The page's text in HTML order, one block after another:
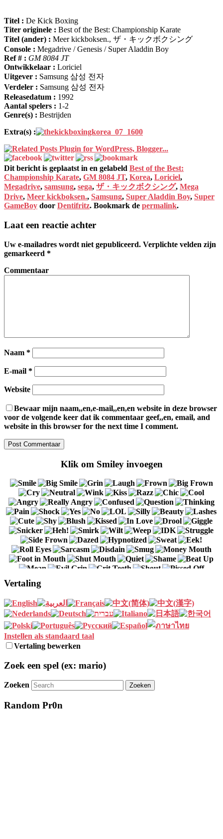
Titel : De Kick Boxing
Titer originele : Best of the Best: Championship Karate
Titel (ander) : Meer kickboksen., ザ・キックボクシング
Console : Megadrive / Genesis / Super Aladdin Boy
Ref # : GM 8084 JT
Ontwikkelaar : Loriciel
Uitgever : Samsung 삼성 전자
Verdeler : Samsung 삼성 전자
Releasedatum : 1992
Aantal spelers : 1-2
Genre(s) : Bestrijden
Extra(s) :
Dit bericht is geplaatst in en gelabeld Best of the Best:
Championship Karate, GM 8084 JT, Korea, Loriciel,
Megadrive, samsung, sega, ザ・キックボクシング, Mega
Drive, Meer kickboksen., Samsung, Super Aladdin Boy, Super
GameBoy door Dentifritz. Bookmark de permalink.
Laat een reactie achter
Uw e-mailadres wordt niet gepubliceerd. Verplichte velden zijn
gemarkeerd *
Commentaar
Naam *
E-mail *
Website
Bewaar mijn naam,,en,e-mail,,en,en website in deze browser
voor de volgende keer dat ik commentaar geef,,en, email, and
website in this browser for the next time I comment.
Klik om Smiley invoegen
Vertaling
Instellen als standaard taal
Vertaling bewerken
Zoek een spel (ex: mario)
Zoeken
Random Pr0n